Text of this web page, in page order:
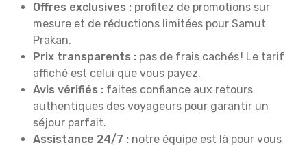
Offres exclusives : profitez de promotions sur
mesure et de réductions limitées pour Samut
Prakan.
Prix transparents : pas de frais cachés ! Le tarif
affiché est celui que vous payez.
Avis vérifiés : faites confiance aux retours
authentiques des voyageurs pour garantir un
séjour parfait.
Assistance 24/7 : notre équipe est là pour vous